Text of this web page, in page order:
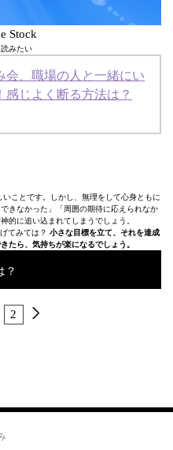
Stock
みたい
会、職場の人と一緒にい
感じよく断る方法は？
ことです。しかし、無理をして心身ともに
きなかった」「周囲の期待に応えられなか
的に追い込まれてしまうでしょう。
てみては？ 小さな目標を立て、それを達成
たら、気持ちが楽になるでしょう。
？
2